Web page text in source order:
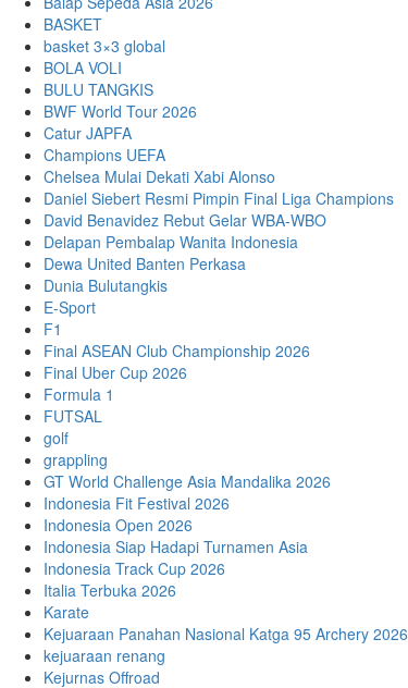
BASKET
basket 3×3 global
BOLA VOLI
BULU TANGKIS
BWF World Tour 2026
Catur JAPFA
Champions UEFA
Chelsea Mulai Dekati Xabi Alonso
Daniel Siebert Resmi Pimpin Final Liga Champions
David Benavidez Rebut Gelar WBA-WBO
Delapan Pembalap Wanita Indonesia
Dewa United Banten Perkasa
Dunia Bulutangkis
E-Sport
F1
Final ASEAN Club Championship 2026
Final Uber Cup 2026
Formula 1
FUTSAL
golf
grappling
GT World Challenge Asia Mandalika 2026
Indonesia Fit Festival 2026
Indonesia Open 2026
Indonesia Siap Hadapi Turnamen Asia
Indonesia Track Cup 2026
Italia Terbuka 2026
Karate
Kejuaraan Panahan Nasional Katga 95 Archery 2026
kejuaraan renang
Kejurnas Offroad